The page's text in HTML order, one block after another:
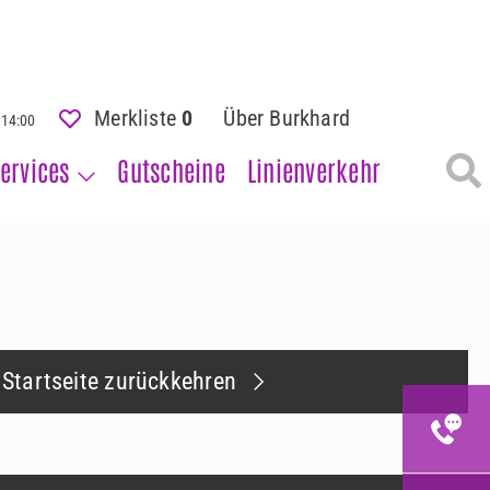
Gutscheine Linienverkehr
Über Burkhard
Merkliste 0
zurückkehren